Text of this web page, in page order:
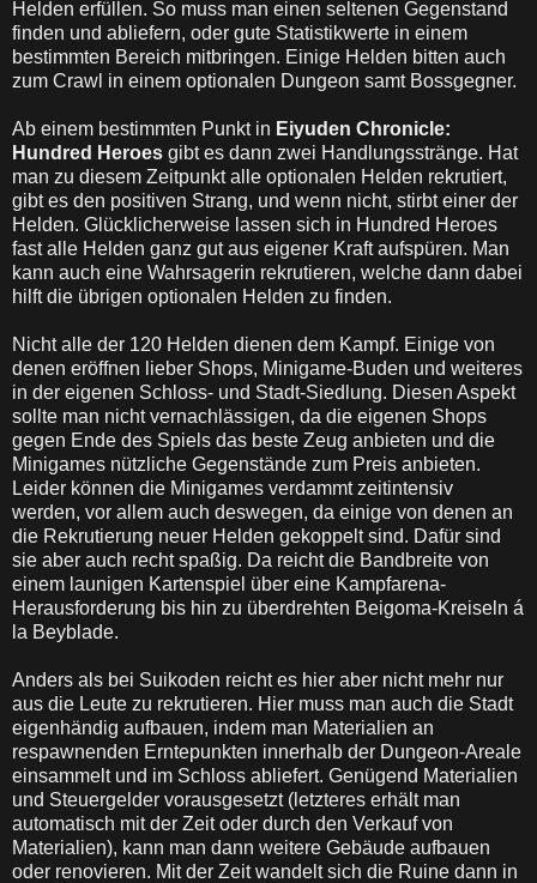
Helden erfüllen. So muss man einen seltenen Gegenstand
finden und abliefern, oder gute Statistikwerte in einem
bestimmten Bereich mitbringen. Einige Helden bitten auch
zum Crawl in einem optionalen Dungeon samt Bossgegner.
Ab einem bestimmten Punkt in Eiyuden Chronicle:
Hundred Heroes gibt es dann zwei Handlungsstränge. Hat
man zu diesem Zeitpunkt alle optionalen Helden rekrutiert,
gibt es den positiven Strang, und wenn nicht, stirbt einer der
Helden. Glücklicherweise lassen sich in Hundred Heroes
fast alle Helden ganz gut aus eigener Kraft aufspüren. Man
kann auch eine Wahrsagerin rekrutieren, welche dann dabei
hilft die übrigen optionalen Helden zu finden.
Nicht alle der 120 Helden dienen dem Kampf. Einige von
denen eröffnen lieber Shops, Minigame-Buden und weiteres
in der eigenen Schloss- und Stadt-Siedlung. Diesen Aspekt
sollte man nicht vernachlässigen, da die eigenen Shops
gegen Ende des Spiels das beste Zeug anbieten und die
Minigames nützliche Gegenstände zum Preis anbieten.
Leider können die Minigames verdammt zeitintensiv
werden, vor allem auch deswegen, da einige von denen an
die Rekrutierung neuer Helden gekoppelt sind. Dafür sind
sie aber auch recht spaßig. Da reicht die Bandbreite von
einem launigen Kartenspiel über eine Kampfarena-
Herausforderung bis hin zu überdrehten Beigoma-Kreiseln á
la Beyblade.
Anders als bei Suikoden reicht es hier aber nicht mehr nur
aus die Leute zu rekrutieren. Hier muss man auch die Stadt
eigenhändig aufbauen, indem man Materialien an
respawnenden Erntepunkten innerhalb der Dungeon-Areale
einsammelt und im Schloss abliefert. Genügend Materialien
und Steuergelder vorausgesetzt (letzteres erhält man
automatisch mit der Zeit oder durch den Verkauf von
Materialien), kann man dann weitere Gebäude aufbauen
oder renovieren. Mit der Zeit wandelt sich die Ruine dann in